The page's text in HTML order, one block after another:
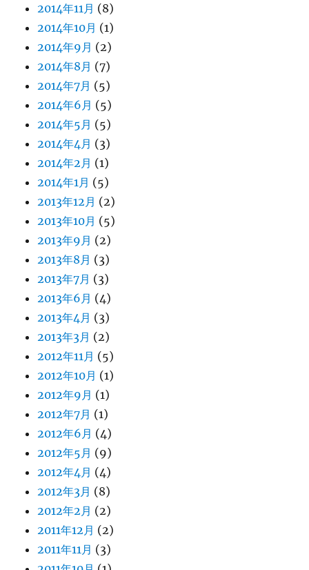
2014年11月 (8)
2014年10月 (1)
2014年9月 (2)
2014年8月 (7)
2014年7月 (5)
2014年6月 (5)
2014年5月 (5)
2014年4月 (3)
2014年2月 (1)
2014年1月 (5)
2013年12月 (2)
2013年10月 (5)
2013年9月 (2)
2013年8月 (3)
2013年7月 (3)
2013年6月 (4)
2013年4月 (3)
2013年3月 (2)
2012年11月 (5)
2012年10月 (1)
2012年9月 (1)
2012年7月 (1)
2012年6月 (4)
2012年5月 (9)
2012年4月 (4)
2012年3月 (8)
2012年2月 (2)
2011年12月 (2)
2011年11月 (3)